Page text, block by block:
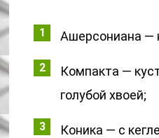
Ашерсониана —
Компакта —
голубой хвоей;
Коника — с